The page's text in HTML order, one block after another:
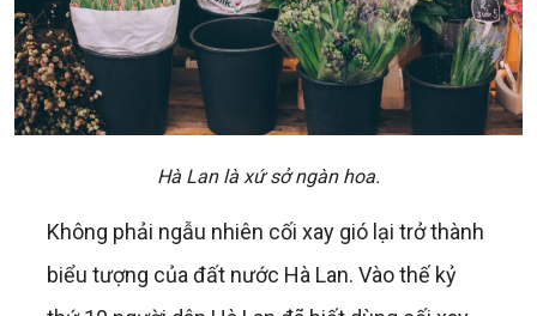
Hà Lan là xứ sở ngàn hoa.
Không phải ngẫu nhiên cối xay gió lại trở thành
biểu tượng của đất nước Hà Lan. Vào thế kỷ